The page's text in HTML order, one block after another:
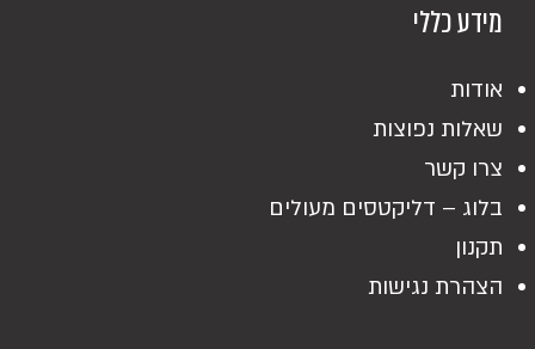
מידע כללי
אודות
שאלות נפוצות
צרו קשר
בלוג – דליקטסים מעולים
תקנון
הצהרת נגישות